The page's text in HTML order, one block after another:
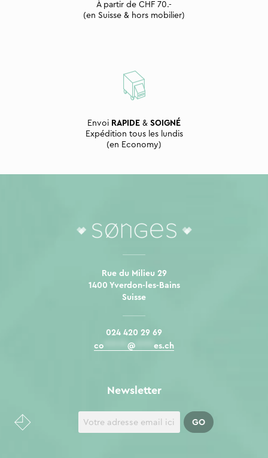
À partir de CHF 70.-
(en Suisse & hors mobilier)
Envoi RAPIDE & SOIGNÉ
Expédition tous les lundis
(en Economy)
Rue du Milieu 29
1400 Yverdon-les-Bains
Suisse
024 420 29 69
co
@ es.ch
Newsletter